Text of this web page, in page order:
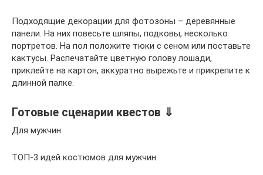
Подходящие декорации для фотозоны – деревянные
панели. На них повесьте шляпы, подковы, несколько
портретов. На пол положите тюки с сеном или поставьте
кактусы. Распечатайте цветную голову лошади,
приклейте на картон, аккуратно вырежьте и прикрепите к
длинной палке.
Готовые сценарии квестов ⇓
Для мужчин
ТОП-3 идей костюмов для мужчин: